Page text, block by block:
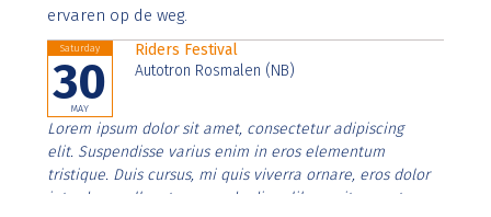
ervaren op de weg.
Saturday
30
MAY
Riders Festival
Autotron Rosmalen (NB)
Lorem ipsum dolor sit amet, consectetur adipiscing
elit. Suspendisse varius enim in eros elementum
tristique. Duis cursus, mi quis viverra ornare, eros dolor
interdum nulla, ut commodo diam libero vitae erat.